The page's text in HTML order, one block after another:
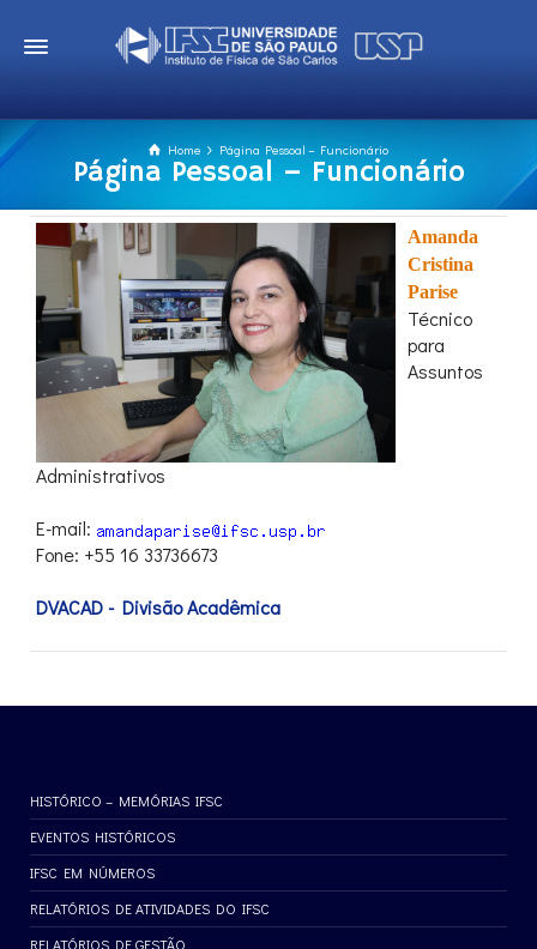
Home Página Pessoal – Funcionário
Página Pessoal – Funcionário
Amanda
Cristina
Parise
Técnico
para
Assuntos
Administrativos
E-mail:
Fone: +55 16 33736673
DVACAD - Divisão Acadêmica
HISTÓRICO – MEMÓRIAS IFSC
EVENTOS HISTÓRICOS
IFSC EM NÚMEROS
RELATÓRIOS DE ATIVIDADES DO IFSC
RELATÓRIOS DE GESTÃO